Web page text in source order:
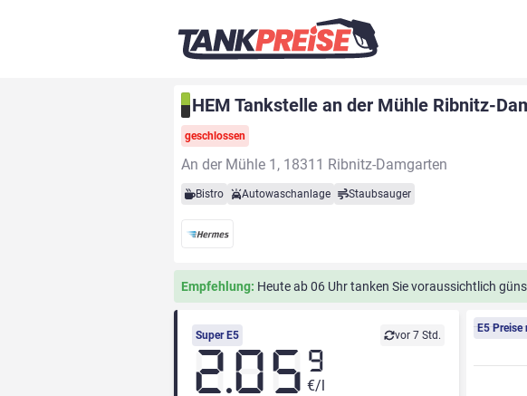
HEM Tankstelle an der Mühle Ribnitz-
geschlossen
An der Mühle 1, 18311 Ribnitz-Damgarten
Bistro Autowaschanlage Staubsauger
Empfehlung: Heute ab 06 Uhr tanken Sie voraussichtlich
Super E5 vor 7 Std.
2.05 9
€/l
E5